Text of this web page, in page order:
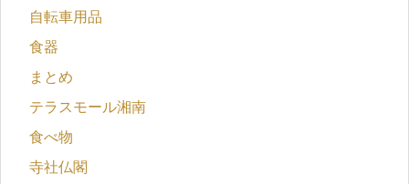
自転車用品
食器
まとめ
テラスモール湘南
食べ物
寺社仏閣